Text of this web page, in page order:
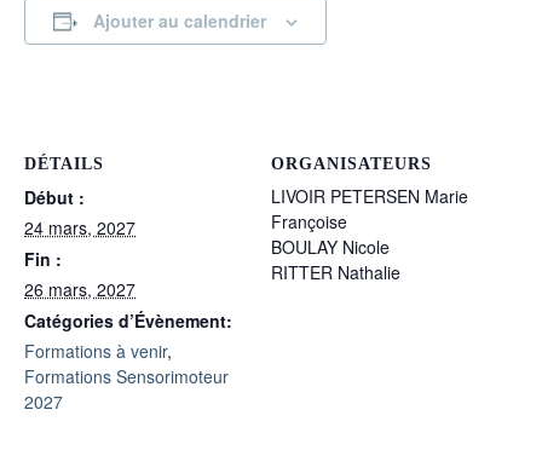
Ajouter au calendrier
DÉTAILS
Début :
24 mars, 2027
Fin :
26 mars, 2027
Catégories d’Évènement:
Formations à venir,
Formations Sensorimoteur
2027
ORGANISATEURS
LIVOIR PETERSEN Marie
Françoise
BOULAY Nicole
RITTER Nathalie